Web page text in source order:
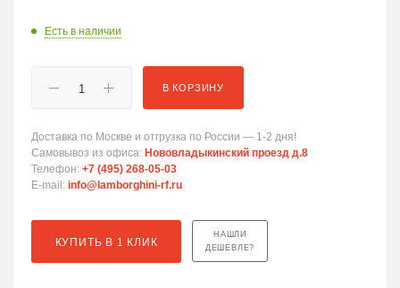
Есть в наличии
В КОРЗИНУ
Доставка по Москве и отгрузка по России — 1-2 дня!
Самовывоз из офиса: Нововладыкинский проезд д.8
Телефон: +7 (495) 268-05-03
E-mail: info@lamborghini-rf.ru
КУПИТЬ В 1 КЛИК
НАШЛИ
ДЕШЕВЛЕ?